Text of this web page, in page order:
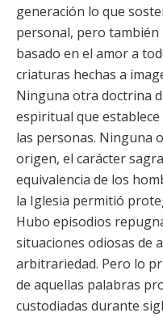
generación lo que
personal, pero
basado en el amor a
criaturas hechas a
Ninguna otra doctrina
espiritual que
las personas. Ninguna
origen, el carácter
equivalencia de los
la Iglesia permitió
Hubo episodios
situaciones odiosas de
arbitrariedad. Pero lo
de aquellas palabras
custodiadas durante